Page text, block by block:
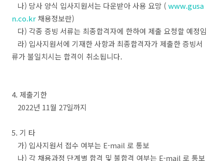
나) 당사 양식 입사지원서는 다운받아 사용 요망 (www.gusa
n.co.kr 채용정보란)
다) 각종 증빙 서류는 최종합격자에 한하여 제출 요청할 예정임
라) 입사지원서에 기재한 사항과 최종합격자가 제출한 증빙서
류가 불일치시는 합격이 취소됩니다.
4. 제출기한
2022년 11월 27일까지
5. 기 타
가) 입사지원서 접수 여부는 E-mail 로 통보
나) 각 채용과정 단계별 합격 및 불합격 여부는 E-mail 로 통보